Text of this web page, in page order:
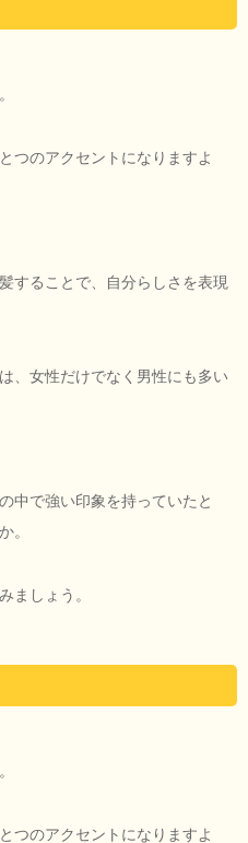
つのアクセントになりますよ
することで、自分らしさを表現
、女性だけでなく男性にも多い
中で強い印象を持っていたと
。
ましょう。
つのアクセントになりますよ